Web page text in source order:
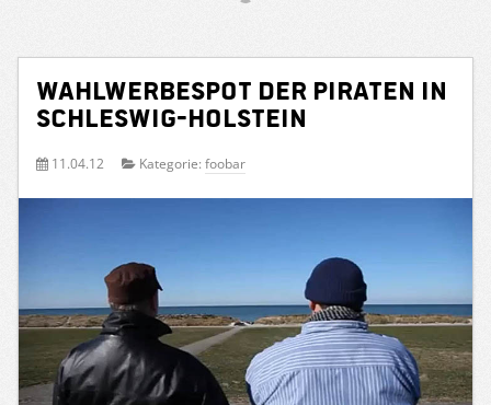
Wahlwerbespot der Piraten in
Schleswig-Holstein
11.04.12 Kategorie: foobar